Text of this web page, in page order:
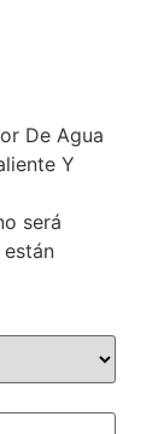
De Agua
Y
será